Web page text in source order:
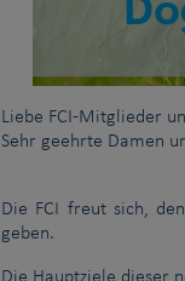
Liebe FCI-Mitglieder
Sehr geehrte Damen
Die FCI freut sich,
geben.